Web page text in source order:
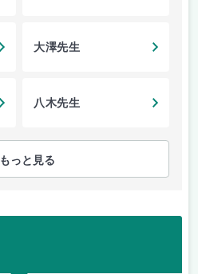
大澤先生
八木先生
もっと見る